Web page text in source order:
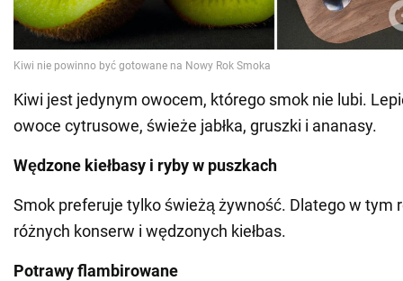
Kiwi jest jedynym owocem, którego smok nie lubi.
owoce cytrusowe, świeże jabłka, gruszki i ananasy.
Wędzone kiełbasy i ryby w puszkach
Smok preferuje tylko świeżą żywność. Dlatego w tym
różnych konserw i wędzonych kiełbas.
Potrawy flambirowane